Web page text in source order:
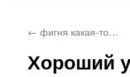
содержимому
← фигня какая-то…
Хороший